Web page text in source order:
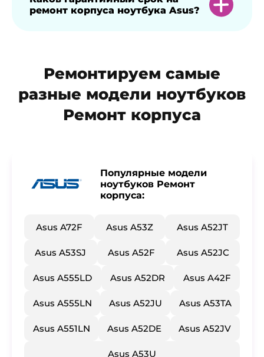
современные методы ремонта для
ремонт корпуса ноутбука Asus?
гарантия в 1 год.
Ремонтируем самые
разные модели ноутбуков
Ремонт корпуса
Популярные модели
ноутбуков Ремонт
корпуса:
Asus A72F Asus A53Z Asus A52JT
Asus A53SJ Asus A52F Asus A52JC
Asus A555LD Asus A52DR Asus A42F
Asus A555LN Asus A52JU Asus A53TA
Asus A551LN Asus A52DE Asus A52JV
Asus A53U